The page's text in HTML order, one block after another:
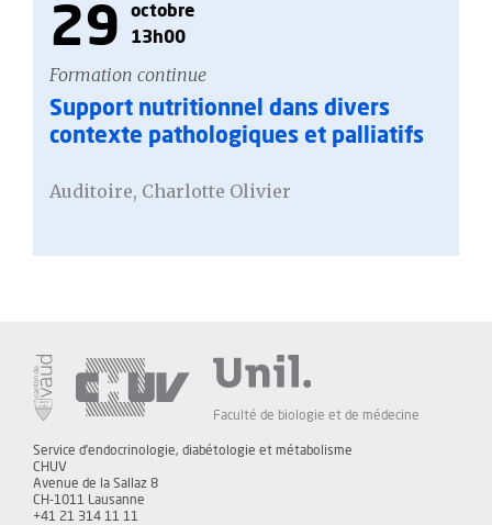
29
octobre
13h00
Formation continue
Support nutritionnel dans divers
contexte pathologiques et palliatifs
Auditoire, Charlotte Olivier
Faculté de biologie et de médecine
Service d'endocrinologie, diabétologie et métabolisme
CHUV
Avenue de la Sallaz 8
CH-1011 Lausanne
+41 21 314 11 11